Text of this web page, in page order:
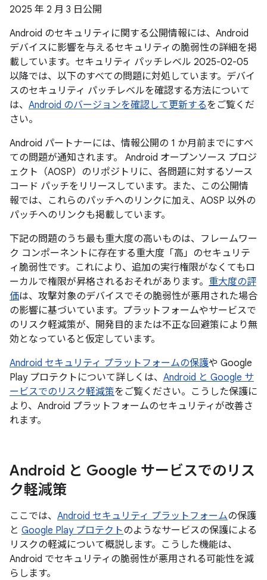
2025 年 2 月 3 日公開
Android のセキュリティに関する公開情報には、Android
デバイスに影響を与えるセキュリティの脆弱性の詳細を掲
載しています。セキュリティ パッチレベル 2025-02-05
以降では、以下のすべての問題に対処しています。デバイ
スのセキュリティ パッチレベルを確認する方法について
は、 Android のバージョンを確認して更新するをご覧くだ
さい。
Android パートナーには、情報公開の 1 か月前までにすべ
ての問題が通知されます。 Android オープンソース プロジ
ェクト（AOSP）のリポジトリに、各問題に対するソース
コード パッチをリリースしています。また、この公開情
報では、これらのパッチへのリンクに加え、AOSP 以外の
パッチへのリンクも掲載しています。
下記の問題のうち最も重大度の高いものは、フレームワー
ク コンポーネントに存在する重大度「高」のセキュリテ
ィ脆弱性です。これにより、追加の実行権限がなくてもロ
ーカルで権限が昇格されるおそれがあります。 重大度の評
価は、攻撃対象のデバイスでその脆弱性が悪用された場合
の影響に基づいています。プラットフォームやサービスで
のリスク軽減策が、開発目的または不正な回避策により無
効となっていると仮定しています。
Android セキュリティ プラットフォームの保護や Google
Play プロテクトについて詳しくは、 Android と Google サ
ービスでのリスク軽減策をご覧ください。こうした保護に
より、Android プラットフォームのセキュリティが改善さ
れます。
Android と Google サービスでのリス
ク軽減策
ここでは、 Android セキュリティ プラットフォームの保護
と Google Play プロテクトのようなサービスの保護による
リスクの軽減について概説します。こうした機能は、
Android でセキュリティの脆弱性が悪用される可能性を減
らします。